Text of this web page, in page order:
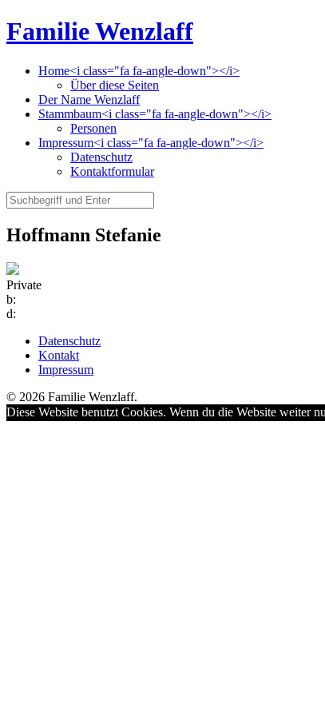
Familie Wenzlaff
Home<i class="fa fa-angle-down"></i>
Über diese Seiten
Der Name Wenzlaff
Stammbaum<i class="fa fa-angle-down"></i>
Personen
Impressum<i class="fa fa-angle-down"></i>
Datenschutz
Kontaktformular
Hoffmann Stefanie
Private
b:
d:
Datenschutz
Kontakt
Impressum
© 2026 Familie Wenzlaff.
Diese Website benutzt Cookies. Wenn du die Website weiter